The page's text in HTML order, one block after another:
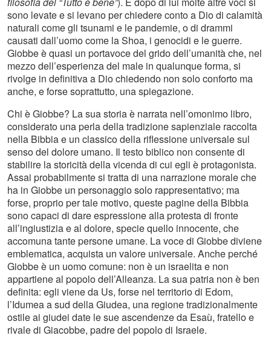
sono levate e si levano per chiedere conto a Dio di calamità
naturali come gli tsunami e le pandemie, o di drammi
causati dall’uomo come la Shoa, i genocidi e le guerre.
Giobbe è quasi un portavoce del grido dell’umanità che, nel
mezzo dell’esperienza del male in qualunque forma, si
rivolge in definitiva a Dio chiedendo non solo conforto ma
anche, e forse soprattutto, una spiegazione.
Chi è Giobbe? La sua storia è narrata nell’omonimo libro,
considerato una perla della tradizione sapienziale raccolta
nella Bibbia e un classico della riflessione universale sul
senso del dolore umano. Il testo biblico non consente di
stabilire la storicità della vicenda di cui egli è protagonista.
Assai probabilmente si tratta di una narrazione morale che
ha in Giobbe un personaggio solo rappresentativo; ma
forse, proprio per tale motivo, queste pagine della Bibbia
sono capaci di dare espressione alla protesta di fronte
all’ingiustizia e al dolore, specie quello innocente, che
accomuna tante persone umane. La voce di Giobbe diviene
emblematica, acquista un valore universale. Anche perché
Giobbe è un uomo comune: non è un israelita e non
appartiene al popolo dell’Alleanza. La sua patria non è ben
definita: egli viene da Us, forse nel territorio di Edom,
l’Idumea a sud della Giudea, una regione tradizionalmente
ostile ai giudei date le sue ascendenze da Esaù, fratello e
rivale di Giacobbe, padre del popolo di Israele.